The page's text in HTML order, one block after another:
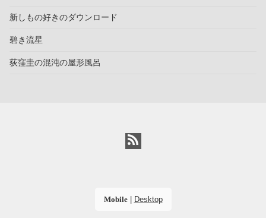
新しもの好きのダウンロード
碧き流星
荻窪圭の混沌の屋形風呂
Mobile| Desktop